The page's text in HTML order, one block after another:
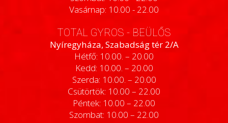
Vasárnap: 10.00 - 22.00
TOTAL GYROS - BEÜLŐS
Nyíregyháza, Szabadság tér 2/A
Hétfő: 10.00. – 20.00
Kedd: 10.00. – 20.00
Szerda: 10.00. – 20.00
Csütörtök: 10.00 – 22.00
Péntek: 10.00 – 22.00
Szombat: 10.00 – 22.00